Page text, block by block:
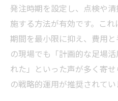
発注時期を設定し、点検や
施する方法が有効です。こ
期間を最小限に抑え、費用
の現場でも「計画的な足場
れた」といった声が多く寄
の戦略的運用が推奨されてい